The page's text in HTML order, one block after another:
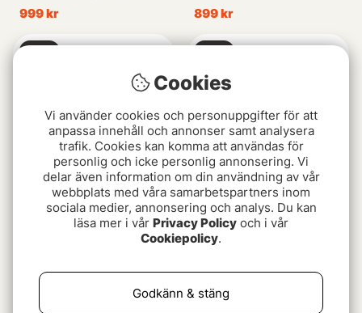
999 kr
899 kr
Haglöfs Mountain II Cap
True Black
Patagonia Range Earflap
Cap CINB
Cookies
Vi använder cookies och personuppgifter för att
anpassa innehåll och annonser samt analysera
trafik. Cookies kan komma att användas för
personlig och icke personlig annonsering. Vi
delar även information om din användning av vår
webbplats med våra samarbetspartners inom
sociala medier, annonsering och analys. Du kan
läsa mer i vår Privacy Policy och i vår
Cookiepolicy.
Godkänn & stäng